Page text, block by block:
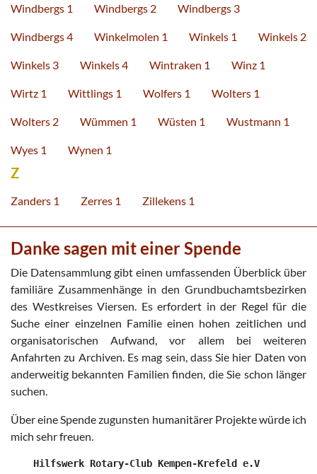
Windbergs 1 Windbergs 2 Windbergs 3
Windbergs 4 Winkelmolen 1 Winkels 1 Winkels 2
Winkels 3 Winkels 4 Wintraken 1 Winz 1
Wirtz 1 Wittlings 1 Wolfers 1 Wolters 1
Wolters 2 Wümmen 1 Wüsten 1 Wustmann 1
Wyes 1 Wynen 1
Z
Zanders 1 Zerres 1 Zillekens 1
Danke sagen mit einer Spende
Die Datensammlung gibt einen umfassenden Überblick über
familiäre Zusammenhänge in den Grundbuchamtsbezirken
des Westkreises Viersen. Es erfordert in der Regel für die
Suche einer einzelnen Familie einen hohen zeitlichen und
organisatorischen Aufwand, vor allem bei weiteren
Anfahrten zu Archiven. Es mag sein, dass Sie hier Daten von
anderweitig bekannten Familien finden, die Sie schon länger
suchen.
Über eine Spende zugunsten humanitärer Projekte würde ich
mich sehr freuen.
    Hilfswerk Rotary-Club Kempen-Krefeld e.V